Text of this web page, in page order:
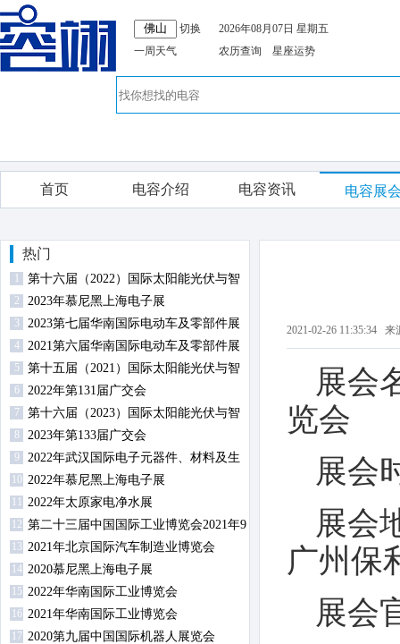
切换
一周天气
2026年08月07日 星期五
农历查询
星座运势
首页 电容介绍 电容资讯 电容展
热门
第十六届（2022）国际太阳能光伏与智
慧能源（上海）展览会暨论坛
2 2023年慕尼黑上海电子展
3
2023第七届华南国际电动车及零部件展
览会
4
2021第六届华南国际电动车及零部件展
览会
5
第十五届（2021）国际太阳能光伏与智
慧能源（上海）展览会暨论坛
6 2022年第131届广交会
7
第十六届（2023）国际太阳能光伏与智
慧能源（上海）展览会暨论坛
8 2023年第133届广交会
9
2022年武汉国际电子元器件、材料及生
产设备展览会
10 2022年慕尼黑上海电子展
2022年太原家电净水展
12 第二十三届中国国际工业博览会2021年9
月14日-18日在沪举行
13 2021年北京国际汽车制造业博览会
14 2020慕尼黑上海电子展
15 2022年华南国际工业博览会
16 2021年华南国际工业博览会
17 2020第九届中国国际机器人展览会
2021-02-26 11:35:34
展会
览会
展会
展会
广州保
展会